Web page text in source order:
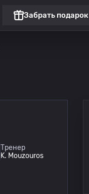
Забрать подарок
Тренер
K. Mouzouros